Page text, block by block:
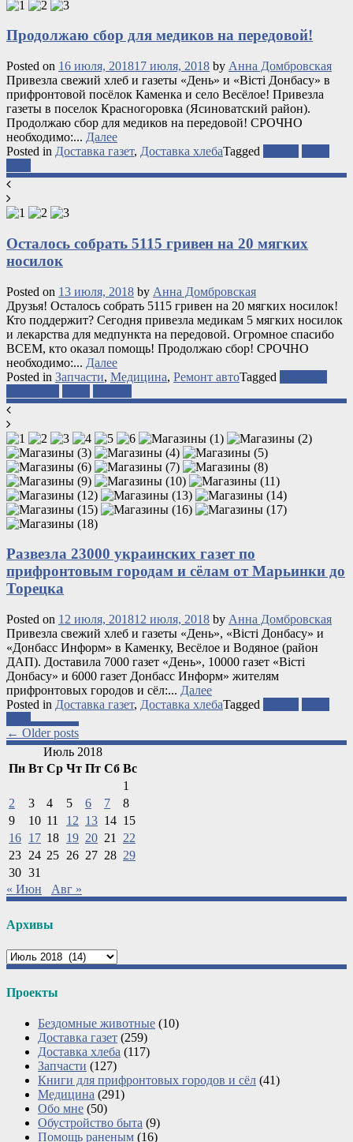
Продолжаю сбор для медиков на передовой!
Posted on 16 июля, 201817 июля, 2018 by Анна Домбровская
Привезла свежий хлеб и газеты «День» и «Вісті Донбасу» в
прифронтовой посёлок Каменка и село Весёлое! Привезла
газеты в поселок Красногоровка (Ясиноватский район).
Продолжаю сбор для медиков на передовой! СРОЧНО
необходимо:... Далее
Posted in Доставка газет, Доставка хлебаTagged
Осталось собрать 5115 гривен на 20 мягких
носилок
Posted on 13 июля, 2018 by Анна Домбровская
Друзья! Осталось собрать 5115 гривен на 20 мягких носилок!
Кто поддержит? Сегодня привезла медикам 5 мягких носилок
и лекарства для медпункта на передовой. Огромное спасибо
ВСЕМ, кто оказал помощь! Продолжаю сбор! СРОЧНО
необходимо:... Далее
Posted in Запчасти, Медицина, Ремонт автоTagged
Развезла 23000 украинских газет по
прифронтовым городам и сёлам от Марьинки до
Торецка
Posted on 12 июля, 201812 июля, 2018 by Анна Домбровская
Привезла свежий хлеб и газеты «День», «Вісті Донбасу» и
«Донбасс Информ» в Каменку, Весёлое и Водяное (район
ДАП). Доставила 7000 газет «День», 10000 газет «Вісті
Донбасу» и 6000 газет Донбасс Информ» жителям
прифронтовых городов и сёл:... Далее
Posted in Доставка газет, Доставка хлебаTagged
Posts
navigation
← Older posts
Июль 2018
Пн Вт Ср Чт Пт Сб Вс
1
2
3 4 5 6 7
8
9
10 11 12 13 14 15
16 17 18 19 20 21
22
23 24 25 26 27 28 29
30 31
« Июн
Авг »
Архивы
Архивы
Проекты
Бездомные животные (10)
Доставка газет (259)
Доставка хлеба (117)
Запчасти (127)
Книги для прифронтовых городов и сёл (41)
Медицина (291)
Обо мне (50)
Обустройство быта (9)
Помощь раненым (16)